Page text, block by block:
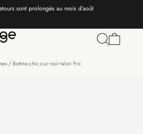
sont prolongés au mois d’août
/ Bottine chic cuir noir talon Fric